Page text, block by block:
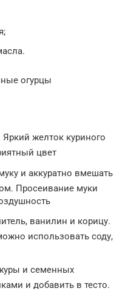
огурцы
желток куриного
цвет
и аккуратно вмешать
Просеивание муки
ванилин и корицу.
использовать соду,
и семенных
и добавить в тесто.